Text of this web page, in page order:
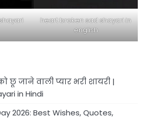
heart broken sad shayari in
english
छू जाने वाली प्यार भरी शायरी |
in Hindi
2026: Best Wishes, Quotes,